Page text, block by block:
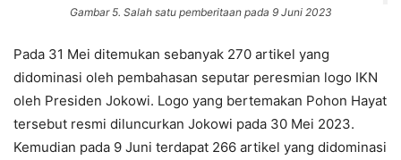
Gambar 5. Salah satu pemberitaan pada 9 Juni 2023
Pada 31 Mei ditemukan sebanyak 270 artikel yang
didominasi oleh pembahasan seputar peresmian logo IKN
oleh Presiden Jokowi. Logo yang bertemakan Pohon Hayat
tersebut resmi diluncurkan Jokowi pada 30 Mei 2023.
Kemudian pada 9 Juni terdapat 266 artikel yang didominasi